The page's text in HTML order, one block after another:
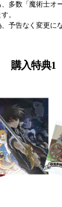
多数「魔術士オ
。
予告なく変更に
購入特典1